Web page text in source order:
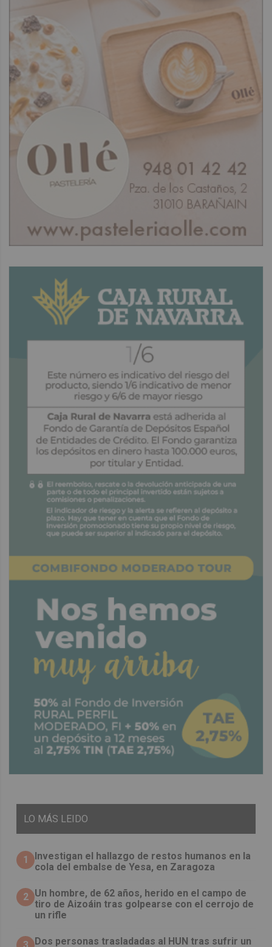
LO MÁS LEIDO
1
Investigan el hallazgo de restos humanos en la
cola del embalse de Yesa, en Zaragoza
2 Un hombre, de 62 años, herido en el campo de
tiro de Aizoáin tras golpearse con el cerrojo de
un rifle
​Dos personas trasladadas al HUN tras sufrir un